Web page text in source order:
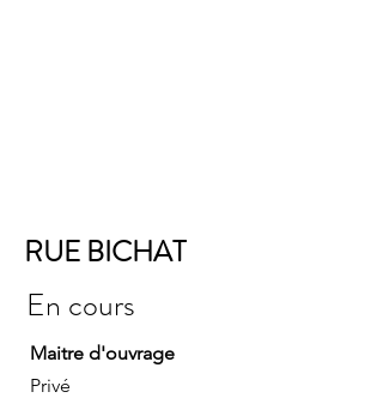
RUE BICHAT
En cours
Maitre d'ouvrage
Privé